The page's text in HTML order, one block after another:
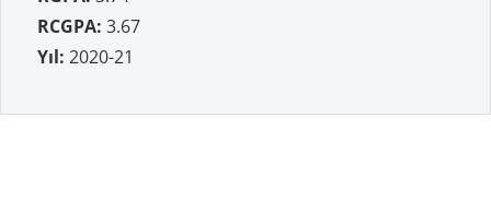
RCGPA: 3.67
Yıl: 2020-21